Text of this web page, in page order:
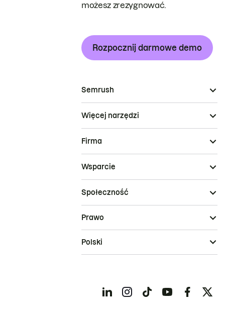
możesz zrezygnować.
Rozpocznij darmowe demo
Semrush
Więcej narzędzi
Firma
Wsparcie
Społeczność
Prawo
Polski